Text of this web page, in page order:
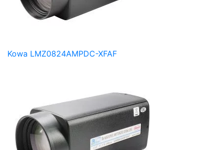
Kowa LMZ0824AMPDC-XFAF